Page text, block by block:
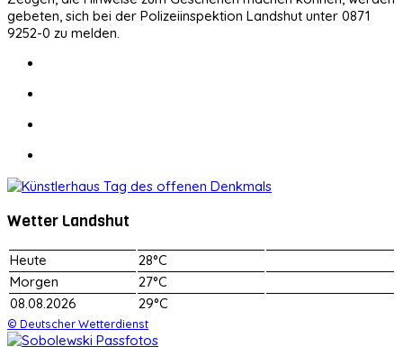
gebeten, sich bei der Polizeiinspektion Landshut unter 0871
9252-0 zu melden.
Wetter Landshut
Heute
28°C
Morgen
27°C
08.08.2026
29°C
© Deutscher Wetterdienst